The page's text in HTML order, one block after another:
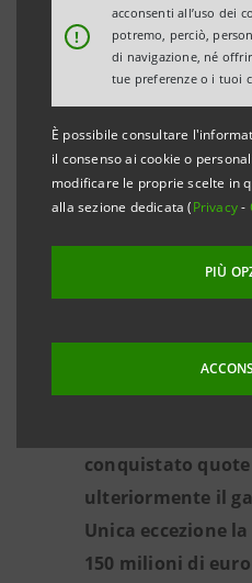
!
acconsenti all’uso dei
potremo, perciò,
di navigazione, né
tue preferenze o i tuoi
È possibile consultare
il consenso ai cookie o
modificare le proprie scelte in
alla sezione dedicata (Privacy-
PIÙ
In occasione della
ha organizzato un
vitivinicola. Le
a cura della
banca
commerciali
ampiamente in
movimenti
opportunità di
conquistato
ulteriormente il
Unica eccezione
150 milioni di